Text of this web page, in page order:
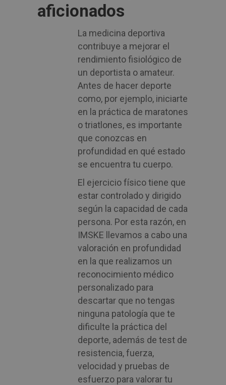
aficionados
La medicina deportiva
contribuye a mejorar el
rendimiento fisiológico de
un deportista o amateur.
Antes de hacer deporte
como, por ejemplo, iniciarte
en la práctica de maratones
o triatlones, es importante
que conozcas en
profundidad en qué estado
se encuentra tu cuerpo.
El ejercicio físico tiene que
estar controlado y dirigido
según la capacidad de cada
persona. Por esta razón, en
IMSKE llevamos a cabo una
valoración en profundidad
en la que realizamos un
reconocimiento médico
personalizado para
descartar que no tengas
ninguna patología que te
dificulte la práctica del
deporte, además de test de
resistencia, fuerza,
velocidad y pruebas de
esfuerzo para valorar tu